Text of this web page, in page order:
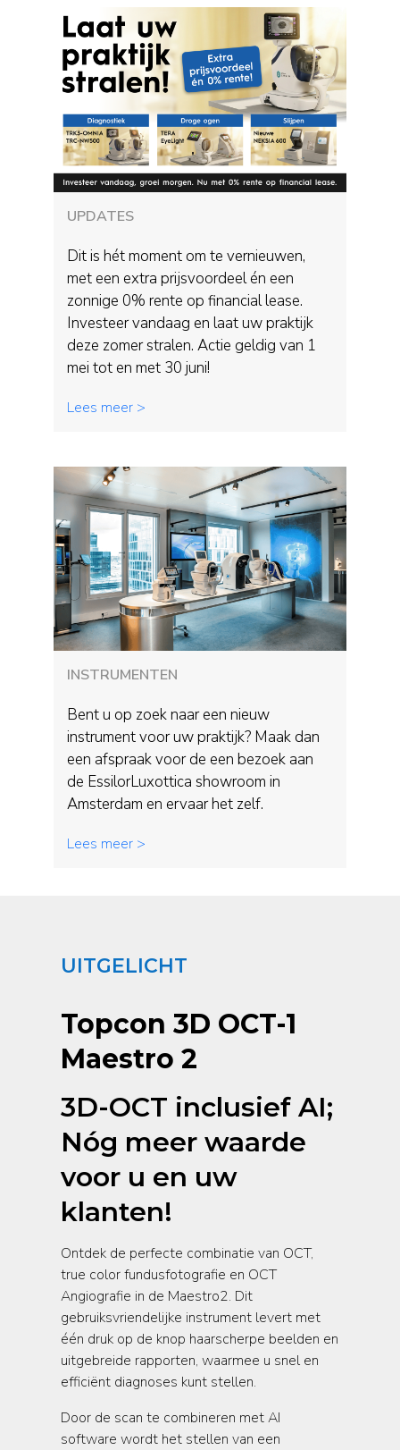
UPDATES
Dit is hét moment om te vernieuwen,
met een extra prijsvoordeel én een
zonnige 0% rente op financial lease.
Investeer vandaag en laat uw praktijk
deze zomer stralen. Actie geldig van 1
mei tot en met 30 juni!
Lees meer >
INSTRUMENTEN
Bent u op zoek naar een nieuw
instrument voor uw praktijk? Maak dan
een afspraak voor de een bezoek aan
de EssilorLuxottica showroom in
Amsterdam en ervaar het zelf.
Lees meer >
UITGELICHT
Topcon 3D OCT-1
Maestro 2
3D-OCT inclusief AI;
Nóg meer waarde
voor u en uw
klanten!
Ontdek de perfecte combinatie van OCT,
true color fundusfotografie en OCT
Angiografie in de Maestro2. Dit
gebruiksvriendelijke instrument levert met
één druk op de knop haarscherpe beelden en
uitgebreide rapporten, waarmee u snel en
efficiënt diagnoses kunt stellen.
Door de scan te combineren met AI
software wordt het stellen van een